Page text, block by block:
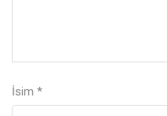
İsim *